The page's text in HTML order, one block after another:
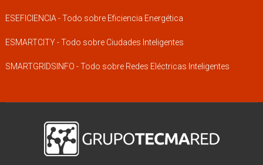
ESEFICIENCIA - Todo sobre Eficiencia Energética
ESMARTCITY - Todo sobre Ciudades Inteligentes
SMARTGRIDSINFO - Todo sobre Redes Eléctricas Inteligentes